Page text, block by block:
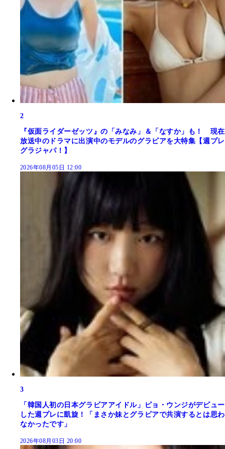
2
『仮面ライダーゼッツ』の「みなみ」＆「なすか」も！ 現在
放送中のドラマに出演中のモデルのグラビアを大特集【週プレ
グラジャパ！】
2026年08月05日 12:00
3
「韓国人初の日本グラビアアイドル」ピョ・ウンジがデビュー
した週プレに凱旋！「まさか妹とグラビアで共演するとは思わ
なかったです」
2026年08月03日 20:00